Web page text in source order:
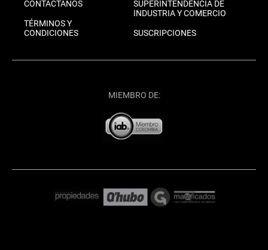
CONTÁCTANOS
TÉRMINOS Y
CONDICIONES
SUPERINTENDENCIA DE
INDUSTRIA Y COMERCIO
SUSCRIPCIONES
MIEMBRO DE: